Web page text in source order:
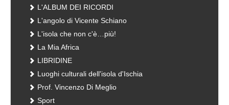
L'ALBUM DEI RICORDI
L'angolo di Vicente Schiano
L'isola che non c'è…più!
La Mia Africa
LIBRIDINE
Luoghi culturali dell'isola d'Ischia
Prof. Vincenzo Di Meglio
Sport